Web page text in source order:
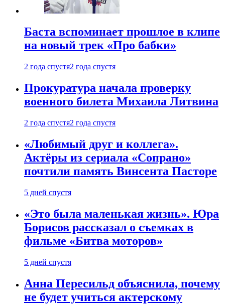
Баста вспоминает прошлое в клипе
на новый трек «Про бабки»
2 года спустя2 года спустя
Прокуратура начала проверку
военного билета Михаила Литвина
2 года спустя2 года спустя
«Любимый друг и коллега».
Актёры из сериала «Сопрано»
почтили память Винсента Пасторе
5 дней спустя
«Это была маленькая жизнь». Юра
Борисов рассказал о съемках в
фильме «Битва моторов»
5 дней спустя
Анна Пересильд объяснила, почему
не будет учиться актерскому